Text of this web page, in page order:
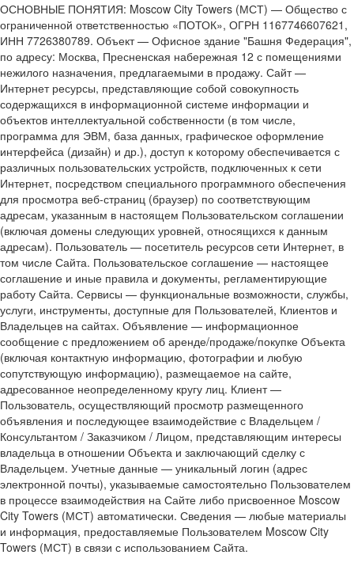
ОСНОВНЫЕ ПОНЯТИЯ: Moscow City Towers (МСТ) — Общество с
ограниченной ответственностью «ПОТОК», ОГРН 1167746607621,
ИНН 7726380789. Объект — Офисное здание "Башня Федерация",
по адресу: Москва, Пресненская набережная 12 с помещениями
нежилого назначения, предлагаемыми в продажу. Сайт —
Интернет ресурсы, представляющие собой совокупность
содержащихся в информационной системе информации и
объектов интеллектуальной собственности (в том числе,
программа для ЭВМ, база данных, графическое оформление
интерфейса (дизайн) и др.), доступ к которому обеспечивается с
различных пользовательских устройств, подключенных к сети
Интернет, посредством специального программного обеспечения
для просмотра веб-страниц (браузер) по соответствующим
адресам, указанным в настоящем Пользовательском соглашении
(включая домены следующих уровней, относящихся к данным
адресам). Пользователь — посетитель ресурсов сети Интернет, в
том числе Сайта. Пользовательское соглашение — настоящее
соглашение и иные правила и документы, регламентирующие
работу Сайта. Сервисы — функциональные возможности, службы,
услуги, инструменты, доступные для Пользователей, Клиентов и
Владельцев на сайтах. Объявление — информационное
сообщение с предложением об аренде/продаже/покупке Объекта
(включая контактную информацию, фотографии и любую
сопутствующую информацию), размещаемое на сайте,
адресованное неопределенному кругу лиц. Клиент —
Пользователь, осуществляющий просмотр размещенного
объявления и последующее взаимодействие с Владельцем /
Консультантом / Заказчиком / Лицом, представляющим интересы
владельца в отношении Объекта и заключающий сделку с
Владельцем. Учетные данные — уникальный логин (адрес
электронной почты), указываемые самостоятельно Пользователем
в процессе взаимодействия на Сайте либо присвоенное Moscow
City Towers (МСТ) автоматически. Сведения — любые материалы
и информация, предоставляемые Пользователем Moscow City
Towers (МСТ) в связи с использованием Сайта.